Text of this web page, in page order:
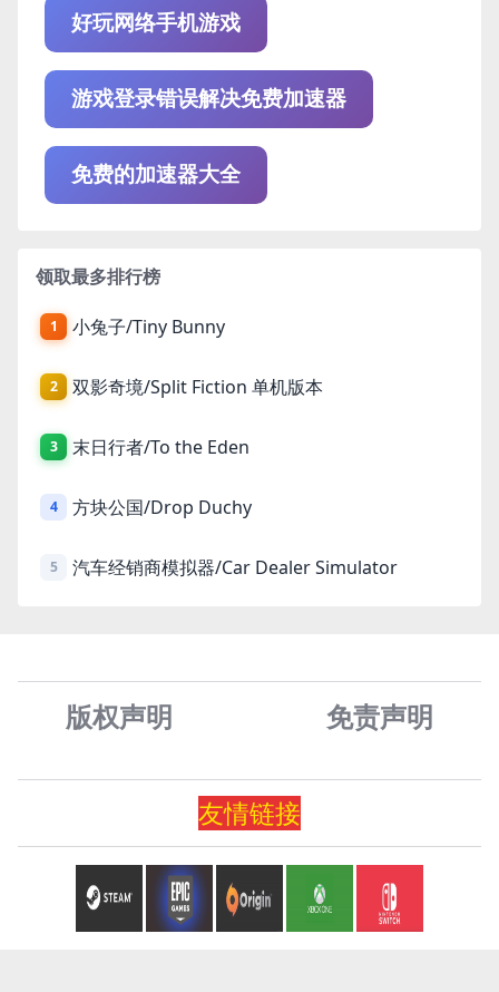
好玩网络手机游戏
游戏登录错误解决免费加速器
免费的加速器大全
领取最多排行榜
1 小兔子/Tiny Bunny
2 双影奇境/Split Fiction 单机版本
3 末日行者/To the Eden
4 方块公国/Drop Duchy
5 汽车经销商模拟器/Car Dealer Simulator
版权声明 免责声明
友情链接